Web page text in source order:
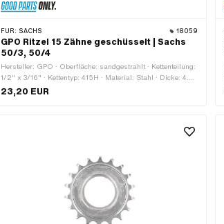
FÜR: SACHS 18059
GPO Ritzel 15 Zähne geschüsselt | Sachs
50/3, 50/4
Hersteller: GPO · Oberfläche: sandgestrahlt · Kettenteilung:
1/2" x 3/16" · Kettentyp: 415H · Material: Stahl · Dicke: 4.4
mm · Anzahl Zähne: 15 Stk. · Aufnahmeart: Ø15 x SW12 ·
Kröpfung (Versatz): 14.5 mm
23,20 EUR